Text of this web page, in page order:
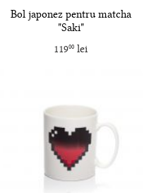
Bol japonez pentru matcha
"Saki"
11900 lei